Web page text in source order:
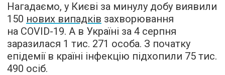
Нагадаємо, у Києві за минулу добу виявили
150 нових випадків захворювання
на COVID-19. А в Україні за 4 серпня
заразилася 1 тис. 271 особа. З початку
епідемії в країні інфекцію підхопили 75 тис.
490 осіб.